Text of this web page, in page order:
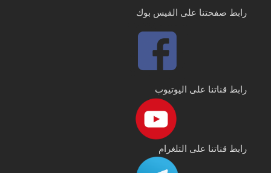
رابط صفحتنا على الفيس بوك
رابط قناتنا على اليوتيوب
رابط قناتنا على التلغرام